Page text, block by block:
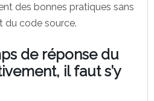
des bonnes pratiques sans
du code source.
de réponse du
il faut s’y